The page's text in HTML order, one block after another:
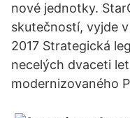
nové jednotky.
skutečností, vyjde
2017 Strategická
necelých dvaceti
modernizovaného